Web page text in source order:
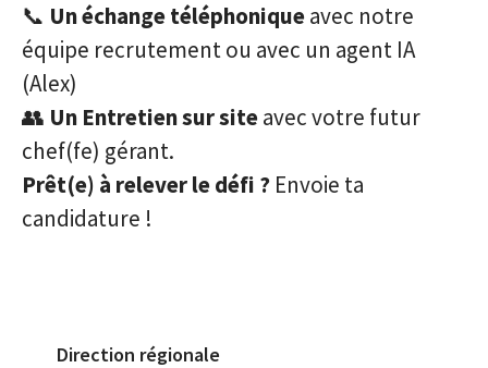
📞 Un échange téléphoniqueavec notre
équipe recrutement ou avec un agent IA
(Alex)
👥 Un Entretien sur siteavec votre futur
chef(fe) gérant.
Prêt(e) à relever le défi ? Envoie ta
candidature !
Direction régionale